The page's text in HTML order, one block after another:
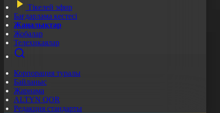
Тікелей эфир
Бағдарлама кестесі
Жаңалықтар
Жобалар
Телехикаялар
Корпорация туралы
Байланыс
Жарнама
ALTYN QOR
Редакция стандарты